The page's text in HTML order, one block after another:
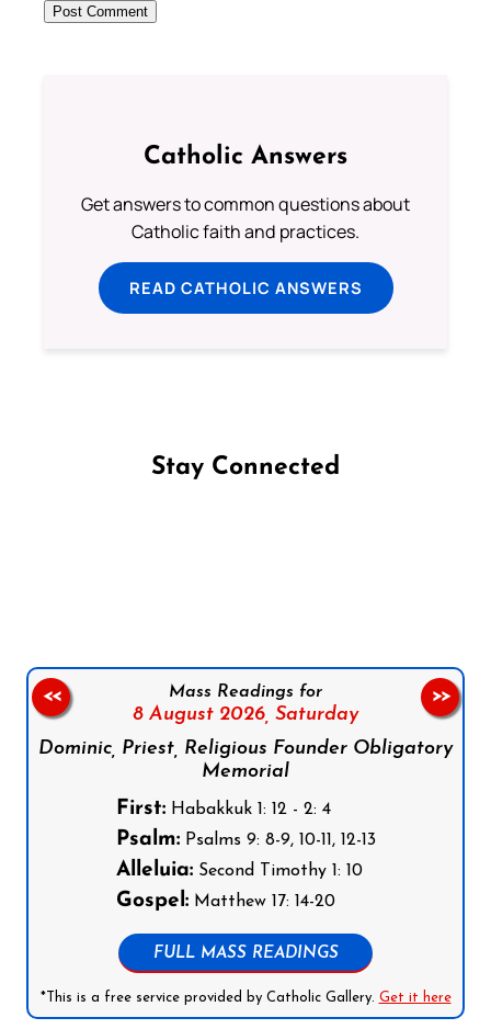
Catholic Answers
Get answers to common questions about
Catholic faith and practices.
READ CATHOLIC ANSWERS
Stay Connected
Mass Readings for
8 August 2026, Saturday
Dominic, Priest, Religious Founder Obligatory
Memorial
First:Habakkuk 1: 12 - 2: 4
Psalm:Psalms 9: 8-9, 10-11, 12-13
Alleluia:Second Timothy 1: 10
Gospel:Matthew 17: 14-20
FULL MASS READINGS
*This is a free service provided by Catholic Gallery. Get it here
<< >>